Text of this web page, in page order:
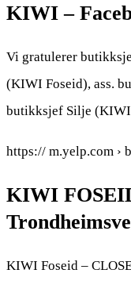
KIWI –
Vi gratulerer
(KIWI Foseid), ass.
butikksjef Silje
https:// m.yelp.com ›
KIWI
KIWI Foseid –